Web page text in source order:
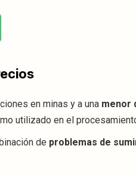
en minas y a una menor
utilizado en el
de problemas de